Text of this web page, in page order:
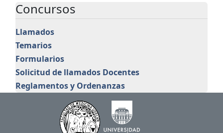
Concursos
Llamados
Temarios
Formularios
Solicitud de llamados Docentes
Reglamentos y Ordenanzas